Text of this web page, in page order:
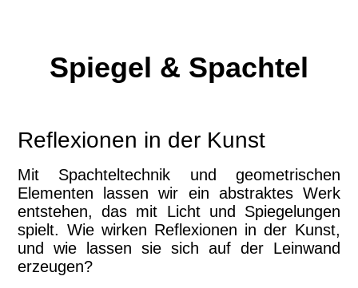
Spiegel & Spachtel
Reflexionen in der Kunst
Mit Spachteltechnik und geometrischen
Elementen lassen wir ein abstraktes Werk
entstehen, das mit Licht und Spiegelungen
spielt. Wie wirken Reflexionen in der Kunst,
und wie lassen sie sich auf der Leinwand
erzeugen?